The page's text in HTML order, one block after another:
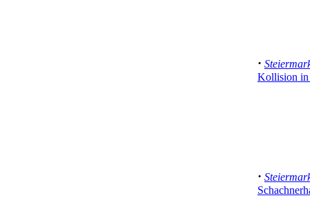
·
Kollision
·